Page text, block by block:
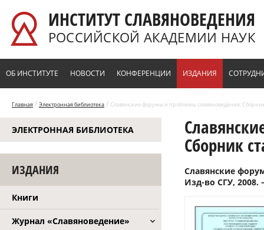
ИНСТИТУТ СЛАВЯНОВЕДЕНИЯ
РОССИЙСКОЙ АКАДЕМИИ НАУК
ОБ ИНСТИТУТЕ НОВОСТИ КОНФЕРЕНЦИИ ИЗДАНИЯ
Главная / Электронная библиотека / Славянские форумы и проблемы славяноведения:
ЭЛЕКТРОННАЯ БИБЛИОТЕКА
ИЗДАНИЯ
Книги
Журнал «Славяноведение»
Сборник
Славянские
Изд-во СГУ, 2008.